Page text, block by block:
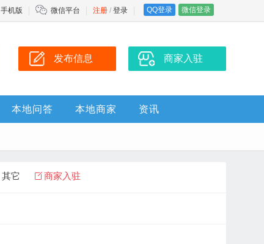
注册 / 登录 QQ登录 微信登录
手机版 微信平台
发布信息 商家入驻
本地问答 本地商家 资讯
其它 商家入驻